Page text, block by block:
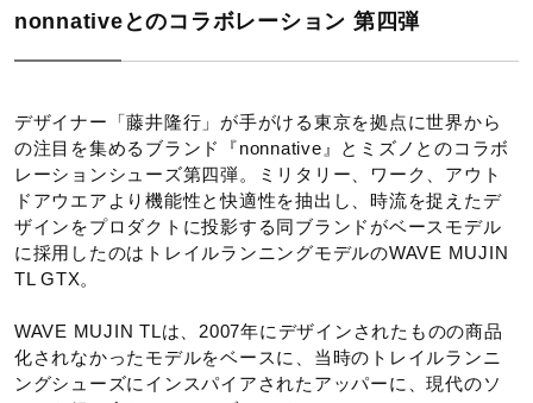
取扱店一覧
こちらのスニーカーは、横幅がやや細身の仕上がりのためソ
カラー
01：オフホワイト
素材
甲材：合成繊維×天然皮革×人工皮革
底材：ゴム底
nonnativeとのコラボレーション 第四弾
デザイナー「藤井隆行」が手がける東京を拠点に世界から
の注目を集めるブランド『nonnative』とミズノとのコラボ
レーションシューズ第四弾。ミリタリー、ワーク、アウト
ドアウエアより機能性と快適性を抽出し、時流を捉えたデ
ザインをプロダクトに投影する同ブランドがベースモデル
に採用したのはトレイルランニングモデルのWAVE MUJIN
TL GTX。
WAVE MUJIN TLは、2007年にデザインされたものの商品
化されなかったモデルをベースに、当時のトレイルランニ
ングシューズにインスパイアされたアッパーに、現代のソ